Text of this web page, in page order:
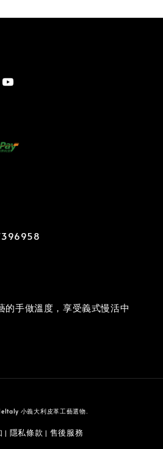
的手做溫度，享受義式慢活中
小義大利皮革工藝選物.
| 隱私條款 | 售後服務